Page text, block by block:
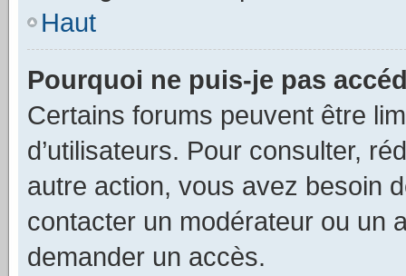
Haut
Pourquoi ne puis-je pas
Certains forums peuvent être
d’utilisateurs. Pour consulter,
autre action, vous avez besoin
contacter un modérateur ou un
demander un accès.